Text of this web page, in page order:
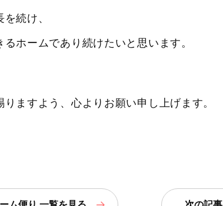
続け、
ホームであり続けたいと思います。
ますよう、心よりお願い申し上げます。